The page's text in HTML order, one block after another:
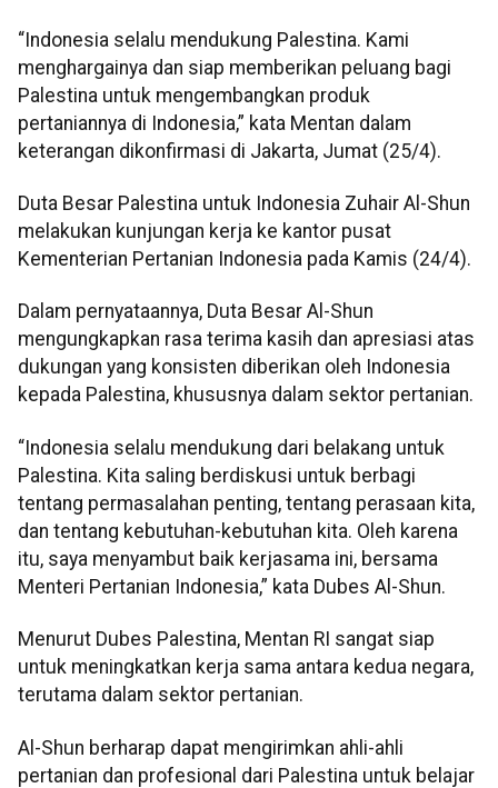
“Indonesia selalu mendukung Palestina. Kami
menghargainya dan siap memberikan peluang bagi
Palestina untuk mengembangkan produk
pertaniannya di Indonesia,” kata Mentan dalam
keterangan dikonfirmasi di Jakarta, Jumat (25/4).
Duta Besar Palestina untuk Indonesia Zuhair Al-Shun
melakukan kunjungan kerja ke kantor pusat
Kementerian Pertanian Indonesia pada Kamis (24/4).
Dalam pernyataannya, Duta Besar Al-Shun
mengungkapkan rasa terima kasih dan apresiasi atas
dukungan yang konsisten diberikan oleh Indonesia
kepada Palestina, khususnya dalam sektor pertanian.
“Indonesia selalu mendukung dari belakang untuk
Palestina. Kita saling berdiskusi untuk berbagi
tentang permasalahan penting, tentang perasaan kita,
dan tentang kebutuhan-kebutuhan kita. Oleh karena
itu, saya menyambut baik kerjasama ini, bersama
Menteri Pertanian Indonesia,” kata Dubes Al-Shun.
Menurut Dubes Palestina, Mentan RI sangat siap
untuk meningkatkan kerja sama antara kedua negara,
terutama dalam sektor pertanian.
Al-Shun berharap dapat mengirimkan ahli-ahli
pertanian dan profesional dari Palestina untuk belajar